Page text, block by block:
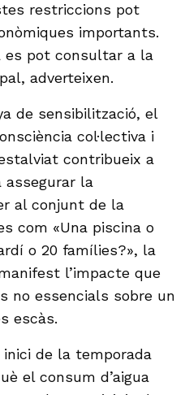
restriccions pot
importants.
es pot consultar a la
adverteixen.
de sensibilització, el
col·lectiva i
contribueix a
assegurar la
al conjunt de la
com «Una piscina o
o 20 famílies?», la
l’impacte que
no essencials sobre un
escàs.
de la temporada
el consum d’aigua